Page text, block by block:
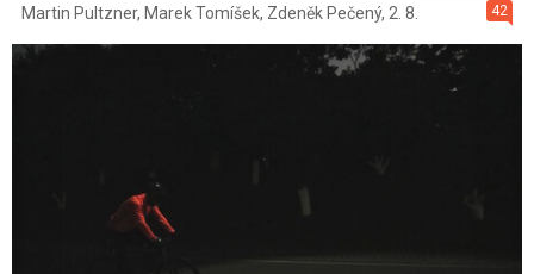
42
Martin Pultzner, Marek Tomíšek, Zdeněk Pečený, 2. 8.